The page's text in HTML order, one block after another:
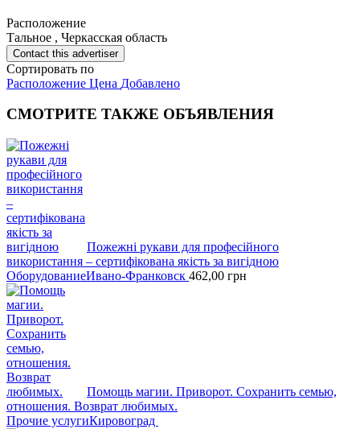
Расположение
Тальное , Черкасская область
Contact this advertiser
Сортировать по
Расположение Цена Добавлено
СМОТРИТЕ ТАКЖЕ ОБЪЯВЛЕНИЯ
Пожежні рукави для професійного
викоpистання – сертифікована якість за вигідною
ОборудованиеИвано-Франковск 462,00 грн
Помощь магии. Приворот. Сохранить семью,
отношения. Возврат любимых.
Прочие услугиКировоград